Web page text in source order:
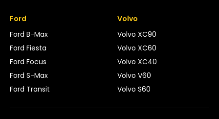
Ford
Ford B-Max
Ford Fiesta
Ford Focus
Ford S-Max
Ford Transit
Volvo
Volvo XC90
Volvo XC60
Volvo XC40
Volvo V60
Volvo S60